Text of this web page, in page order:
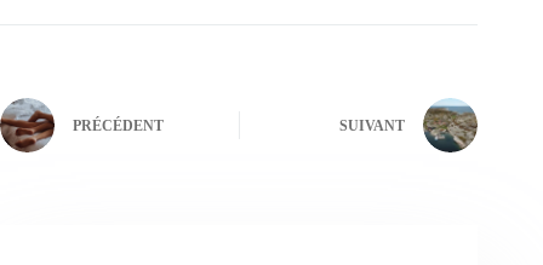
PRÉCÉDENT SUIVANT